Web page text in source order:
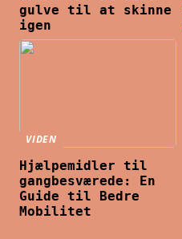
gulve til at skinne
igen
VIDEN
Hjælpemidler til
gangbesværede: En
Guide til Bedre
Mobilitet